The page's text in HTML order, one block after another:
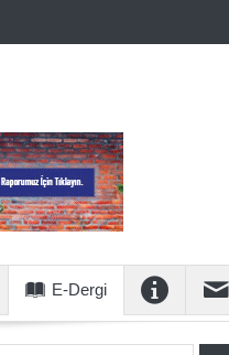
E-Dergi